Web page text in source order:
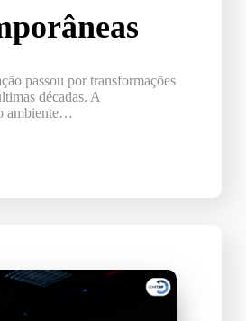
passou por transformações
décadas. A
ambiente…